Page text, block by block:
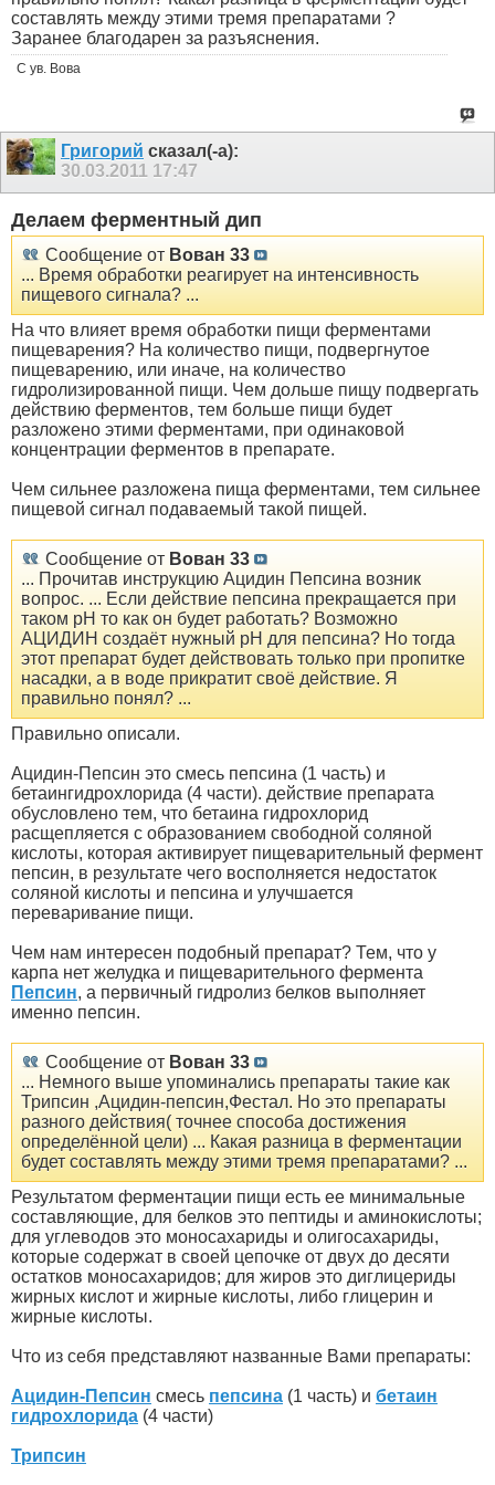
составлять между этими тремя препаратами ?
Заранее благодарен за разъяснения.
С ув. Вова
Григорий сказал(-а):
30.03.2011 17:47
Делаем ферментный дип
Сообщение от Вован 33
... Время обработки реагирует на интенсивность
пищевого сигнала? ...
На что влияет время обработки пищи ферментами
пищеварения? На количество пищи, подвергнутое
пищеварению, или иначе, на количество
гидролизированной пищи. Чем дольше пищу подвергать
действию ферментов, тем больше пищи будет
разложено этими ферментами, при одинаковой
концентрации ферментов в препарате.
Чем сильнее разложена пища ферментами, тем сильнее
пищевой сигнал подаваемый такой пищей.
Сообщение от Вован 33
... Прочитав инструкцию Ацидин Пепсина возник
вопрос. ... Если действие пепсина прекращается при
таком рН то как он будет работать? Возможно
АЦИДИН создаёт нужный рН для пепсина? Но тогда
этот препарат будет действовать только при пропитке
насадки, а в воде прикратит своё действие. Я
правильно понял? ...
Правильно описали.
Ацидин-Пепсин это смесь пепсина (1 часть) и
бетаингидрохлорида (4 части). действие препарата
обусловлено тем, что бетаина гидрохлорид
расщепляется с образованием свободной соляной
кислоты, которая активирует пищеварительный фермент
пепсин, в результате чего восполняется недостаток
соляной кислоты и пепсина и улучшается
переваривание пищи.
Чем нам интересен подобный препарат? Тем, что у
карпа нет желудка и пищеварительного фермента
Пепсин, а первичный гидролиз белков выполняет
именно пепсин.
Сообщение от Вован 33
... Немного выше упоминались препараты такие как
Трипсин ,Ацидин-пепсин,Фестал. Но это препараты
разного действия( точнее способа достижения
определённой цели) ... Какая разница в ферментации
будет составлять между этими тремя препаратами? ...
Результатом ферментации пищи есть ее минимальные
составляющие, для белков это пептиды и аминокислоты;
для углеводов это моносахариды и олигосахариды,
которые содержат в своей цепочке от двух до десяти
остатков моносахаридов; для жиров это диглицериды
жирных кислот и жирные кислоты, либо глицерин и
жирные кислоты.
Что из себя представляют названные Вами препараты:
Ацидин-Пепсин смесь пепсина (1 часть) и бетаин
гидрохлорида (4 части)
Трипсин